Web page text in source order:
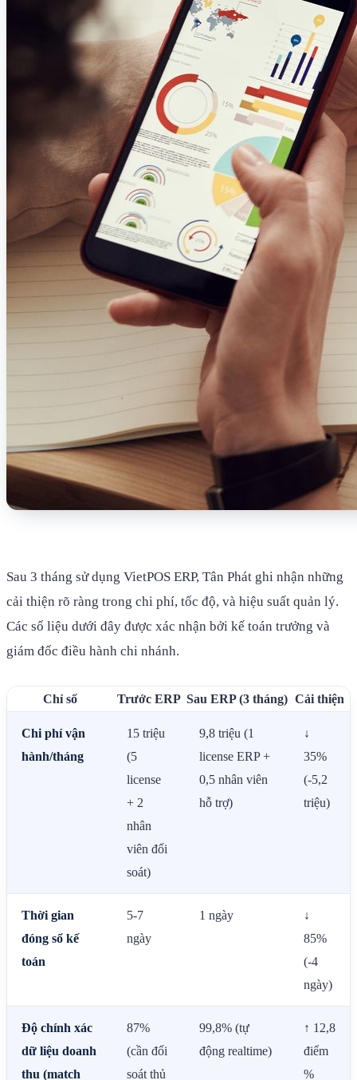
Sau 3 tháng sử dụng VietPOS ERP, Tân Phát ghi nhận những
cải thiện rõ ràng trong chi phí, tốc độ, và hiệu suất quản lý.
Các số liệu dưới đây được xác nhận bởi kế toán trưởng và
giám đốc điều hành chi nhánh.
Chỉ số Trước ERP Sau ERP (3 tháng) Cải thiện
Chi phí vận
hành/tháng
15 triệu
(5
license
+ 2
nhân
viên đối
soát)
9,8 triệu (1
license ERP +
0,5 nhân viên
hỗ trợ)
↓
35%
(-5,2
triệu)
Thời gian
đóng sổ kế
toán
5-7
ngày
1 ngày
↓
85%
(-4
ngày)
Độ chính xác
dữ liệu doanh
thu (match
87%
(cần đối
soát thủ
99,8% (tự
động realtime)
↑ 12,8
điểm
%